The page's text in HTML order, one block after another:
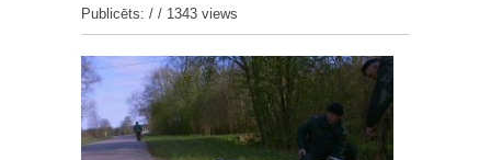
Publicēts: / / 1343 views